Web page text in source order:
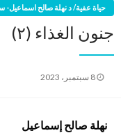
حياة عفية/ د نهلة صالح اسماعيل-
جنون الغذاء (٢)
نُشر
8 سبتمبر، 2023
نهلة صالح إسماعيل